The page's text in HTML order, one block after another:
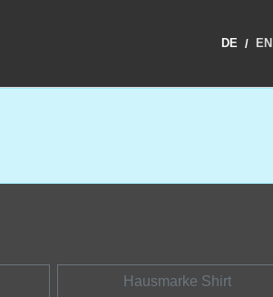
DE / EN
Hausmarke Shirt